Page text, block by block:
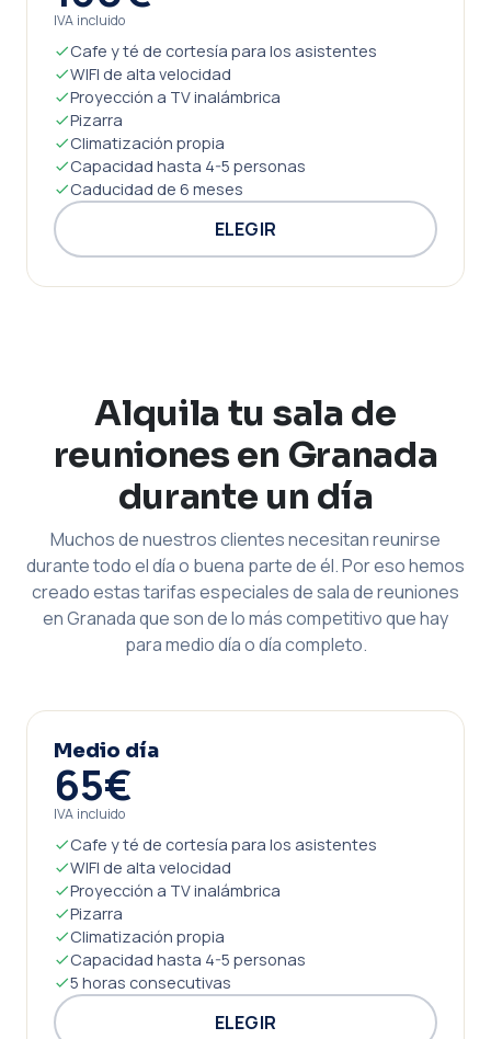
IVA incluido
Cafe y té de cortesía para los asistentes
WIFI de alta velocidad
Proyección a TV inalámbrica
Pizarra
Climatización propia
Capacidad hasta 4-5 personas
Caducidad de 6 meses
ELEGIR
Alquila tu sala de
reuniones en Granada
durante un día
Muchos de nuestros clientes necesitan reunirse
durante todo el día o buena parte de él. Por eso hemos
creado estas tarifas especiales de sala de reuniones
en Granada que son de lo más competitivo que hay
para medio día o día completo.
Medio día
65€
IVA incluido
Cafe y té de cortesía para los asistentes
WIFI de alta velocidad
Proyección a TV inalámbrica
Pizarra
Climatización propia
Capacidad hasta 4-5 personas
5 horas consecutivas
ELEGIR